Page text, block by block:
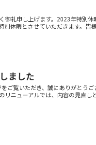
御礼申し上げます。2023年特別
別休暇とさせていただきます。皆
ました
ご覧いただき、誠にありがとう
リニューアルでは、内容の見直し